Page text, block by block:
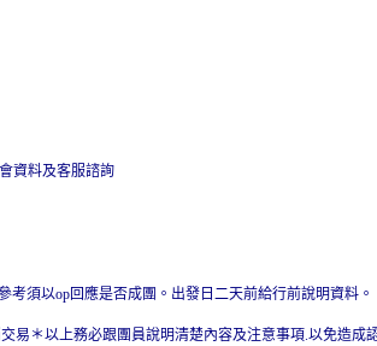
資料及客服諮詢
須以op回應是否成團。出發日二天前給行前說明資料。
易＊以上務必跟團員說明清楚內容及注意事項.以免造成